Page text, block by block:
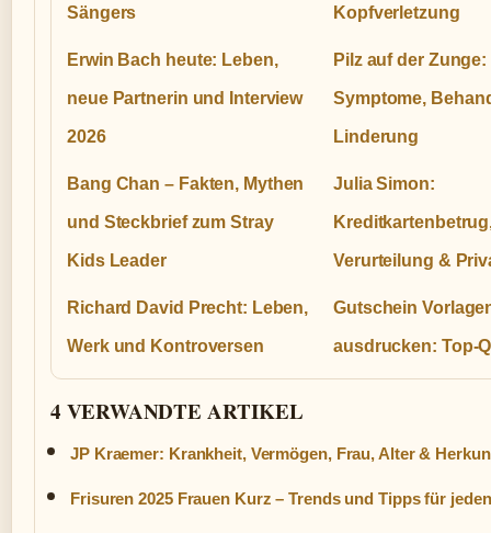
Sängers Kopfverletzung
Erwin Bach heute: Leben,
neue Partnerin und Interview
2026
Pilz auf der Zunge:
Symptome,
Linderung
Bang Chan – Fakten, Mythen
und Steckbrief zum Stray
Kids Leader
Julia Simon:
Verurteilung &
Richard David Precht: Leben,
Werk und Kontroversen
Gutschein
ausdrucken: Top-
4 VERWANDTE ARTIKEL
JP Kraemer: Krankheit, Vermögen, Frau, Alter &
Frisuren 2025 Frauen Kurz – Trends und Tipps für